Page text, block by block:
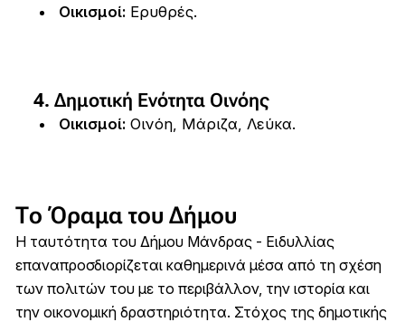
Οικισμοί: Ερυθρές.
4. Δημοτική Ενότητα Οινόης
Οικισμοί: Οινόη, Μάριζα, Λεύκα.
Το Όραμα του Δήμου
Η ταυτότητα του Δήμου Μάνδρας - Ειδυλλίας
επαναπροσδιορίζεται καθημερινά μέσα από τη σχέση
των πολιτών του με το περιβάλλον, την ιστορία και
την οικονομική δραστηριότητα. Στόχος της δημοτικής